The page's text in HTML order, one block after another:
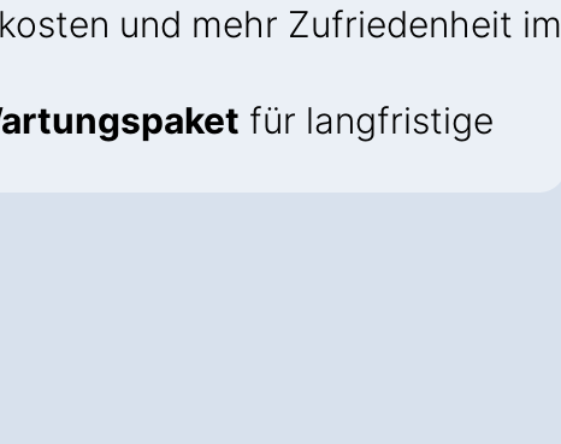
und mehr Zufriedenheit im
für langfristige